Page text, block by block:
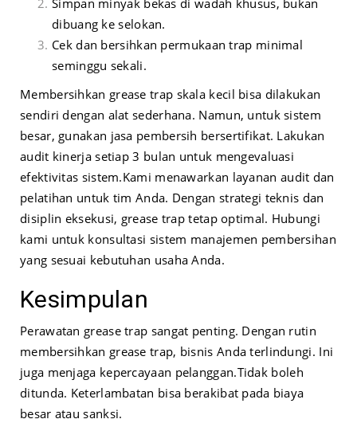
Simpan minyak bekas di wadah khusus, bukan
dibuang ke selokan.
Cek dan bersihkan permukaan trap minimal
seminggu sekali.
Membersihkan grease trap skala kecil bisa dilakukan
sendiri dengan alat sederhana. Namun, untuk sistem
besar, gunakan jasa pembersih bersertifikat. Lakukan
audit kinerja setiap 3 bulan untuk mengevaluasi
efektivitas sistem.Kami menawarkan layanan audit dan
pelatihan untuk tim Anda. Dengan strategi teknis dan
disiplin eksekusi, grease trap tetap optimal. Hubungi
kami untuk konsultasi sistem manajemen pembersihan
yang sesuai kebutuhan usaha Anda.
Kesimpulan
Perawatan grease trap sangat penting. Dengan rutin
membersihkan grease trap, bisnis Anda terlindungi. Ini
juga menjaga kepercayaan pelanggan.Tidak boleh
ditunda. Keterlambatan bisa berakibat pada biaya
besar atau sanksi.